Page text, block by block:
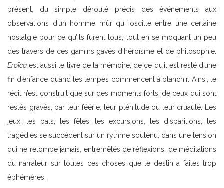
présent, du simple déroulé précis des événements aux
observations d’un homme mûr qui oscille entre une certaine
nostalgie pour ce qu’ils furent tous, tout en se moquant un peu
des travers de ces gamins gavés d’héroïsme et de philosophie.
Eroïca est aussi le livre de la mémoire, de ce qu’il est resté d’une
fin d’enfance quand les tempes commencent à blanchir. Ainsi, le
récit n’est construit que sur des moments forts, de ceux qui sont
restés gravés, par leur féérie, leur plénitude ou leur cruauté. Les
jeux, les bals, les fêtes, les excursions, les disparitions, les
tragédies se succèdent sur un rythme soutenu, dans une tension
qui ne retombe jamais, entremêlés de réflexions, de méditations
du narrateur sur toutes ces choses que le destin a faites trop
éphémères.